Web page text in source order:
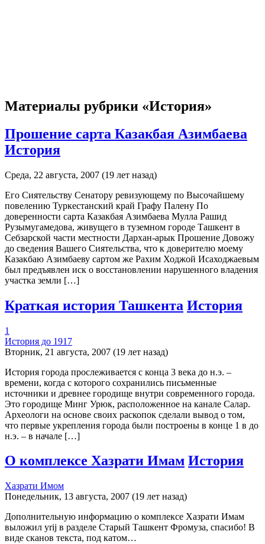
Материалы рубрики «История»
Прошение сарта Казакбая Азимбаева
История
Среда, 22 августа, 2007 (19 лет назад)
Его Сиятельству Сенатору ревизующему по Высочайшему
повелению Туркестанский край Графу Палену По
доверенности сарта Казакбая Азимбаева Мулла Рашид
Рузымугамедова, живущего в туземном городе Ташкент в
Себзарской части местности Дархан-арык Прошение Довожу
до сведения Вашего Сиятельства, что к доверителю моему
Казакбаю Азимбаеву сартом же Рахим Ходжой Исаходжаевым
был предъявлен иск о восстановлении нарушенного владения
участка земли […]
Краткая история Ташкента История
1
История до 1917
Вторник, 21 августа, 2007 (19 лет назад)
История города прослеживается с конца 3 века до н.э. –
времени, когда с которого сохранились письменные
источники и древнее городище внутри современного города.
Это городище Минг Урюк, расположенное на канале Салар.
Археологи на основе своих раскопок сделали вывод о том,
что первые укрепления города были построены в конце 1 в до
н.э. – в начале […]
О комплексе Хазрати Имам История
Хазрати Имом
Понедельник, 13 августа, 2007 (19 лет назад)
Дополнительную информацию о комплексе Хазрати Имам
выложил yrij в разделе Старый Ташкент Фромуза, спасибо! В
виде сканов текста, под катом…